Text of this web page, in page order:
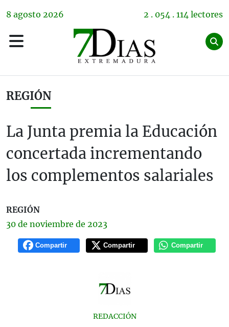
8 agosto 2026 2 . 054 . 114 lectores
REGIÓN
La Junta premia la Educación
concertada incrementando
los complementos salariales
REGIÓN
30 de noviembre de 2023
Compartir Compartir Compartir
REDACCIÓN